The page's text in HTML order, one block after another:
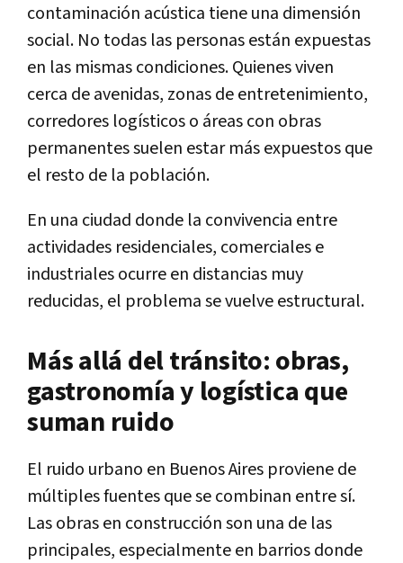
contaminación acústica tiene una dimensión
social. No todas las personas están expuestas
en las mismas condiciones. Quienes viven
cerca de avenidas, zonas de entretenimiento,
corredores logísticos o áreas con obras
permanentes suelen estar más expuestos que
el resto de la población.
En una ciudad donde la convivencia entre
actividades residenciales, comerciales e
industriales ocurre en distancias muy
reducidas, el problema se vuelve estructural.
Más allá del tránsito: obras,
gastronomía y logística que
suman ruido
El ruido urbano en Buenos Aires proviene de
múltiples fuentes que se combinan entre sí.
Las obras en construcción son una de las
principales, especialmente en barrios donde